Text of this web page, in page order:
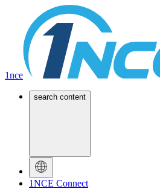
1nce
search content
1NCE Connect